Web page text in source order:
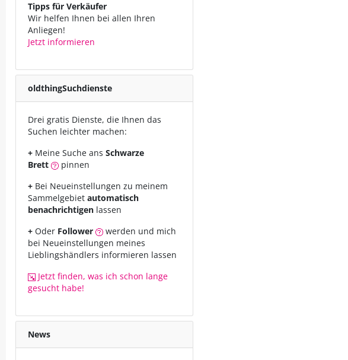
Tipps für Verkäufer
Wir helfen Ihnen bei allen Ihren
Anliegen!
Jetzt informieren
oldthingSuchdienste
Drei gratis Dienste, die Ihnen das
Suchen leichter machen:
+ Meine Suche ans Schwarze
Brett
pinnen
+ Bei Neueinstellungen zu meinem
Sammelgebiet automatisch
benachrichtigen lassen
+ Oder Follower
werden und mich
bei Neueinstellungen meines
Lieblingshändlers informieren lassen
Jetzt finden, was ich schon lange
gesucht habe!
News